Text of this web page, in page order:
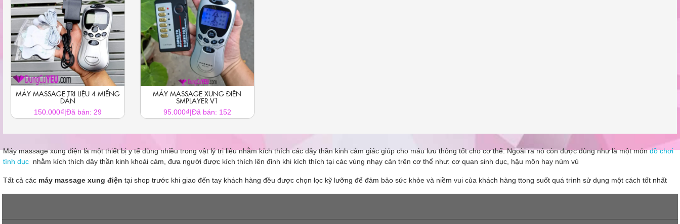
MÁY MASSAGE TRỊ LIỆU 4 MIẾNG
DÁN
150.000₫ Đã bán: 29
MÁY MASSAGE XUNG ĐIỆN
SMPLAYER V1
95.000₫ Đã bán: 152
phẩm
có
nhiều
biến
Máy massage xung điện là một thiết bị y tế dùng nhiều trong vật lý trị liệu nhằm kích thích các dây thần kinh cảm giác giúp cho máu lưu thông tốt cho cơ thể. Ngoài ra nó còn được dùng như là một mónđồ chơi
tình dục nhằm kích thích dây thần kinh khoái cảm, đưa người được kích thích lên đỉnh khi kích thích tại các vùng nhạy cản trên cơ thể như: cơ quan sinh dục, hậu môn hay núm vú
Tất cả các máy massage xung điện tại shop trước khi giao đến tay khách hàng đều được chọn lọc kỹ lưỡng để đảm bảo sức khỏe và niềm vui của khách hàng ttong suốt quá trình sử dụng một cách tốt nhất